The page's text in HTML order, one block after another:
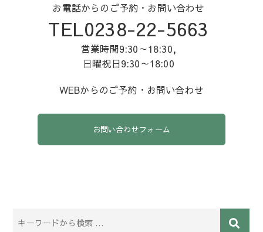
お電話からのご予約・お問い合わせ
TEL0238-22-5663
営業時間9:30～18:30,
日曜祝日9:30～18:00
WEBからのご予約・お問い合わせ
お問い合わせフォーム